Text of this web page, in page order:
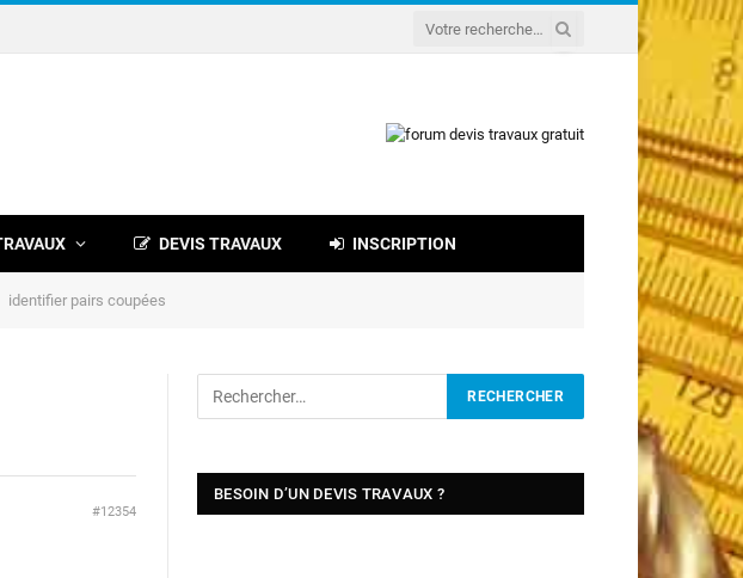
DEVIS TRAVAUX INSCRIPTION
identifier pairs coupées
#12354
BESOIN D’UN DEVIS TRAVAUX ?